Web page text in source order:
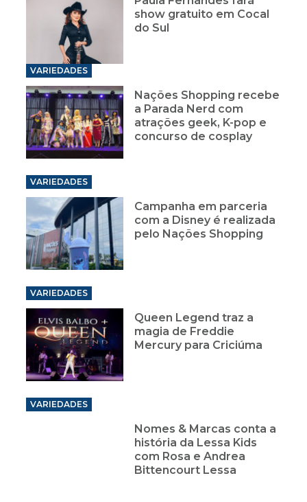
show gratuito em Cocal
do Sul
VARIEDADES
Nações Shopping recebe
a Parada Nerd com
atrações geek, K-pop e
concurso de cosplay
VARIEDADES
Campanha em parceria
com a Disney é realizada
pelo Nações Shopping
VARIEDADES
Queen Legend traz a
magia de Freddie
Mercury para Criciúma
VARIEDADES
Nomes & Marcas conta a
história da Lessa Kids
com Rosa e Andrea
Bittencourt Lessa